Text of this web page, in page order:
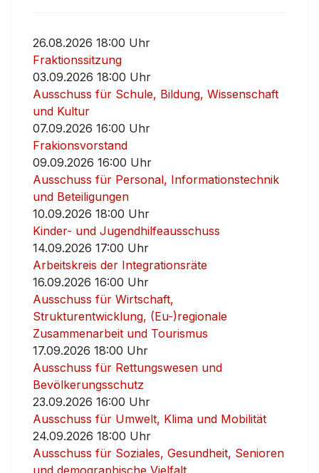
26.08.2026 18:00 Uhr
Fraktionssitzung
03.09.2026 18:00 Uhr
Ausschuss für Schule, Bildung, Wissenschaft
und Kultur
07.09.2026 16:00 Uhr
Frakionsvorstand
09.09.2026 16:00 Uhr
Ausschuss für Personal, Informationstechnik
und Beteiligungen
10.09.2026 18:00 Uhr
Kinder- und Jugendhilfeausschuss
14.09.2026 17:00 Uhr
Arbeitskreis der Integrationsräte
16.09.2026 16:00 Uhr
Ausschuss für Wirtschaft,
Strukturentwicklung, (Eu-)regionale
Zusammenarbeit und Tourismus
17.09.2026 18:00 Uhr
Ausschuss für Rettungswesen und
Bevölkerungsschutz
23.09.2026 16:00 Uhr
Ausschuss für Umwelt, Klima und Mobilität
24.09.2026 18:00 Uhr
Ausschuss für Soziales, Gesundheit, Senioren
und demographische Vielfalt